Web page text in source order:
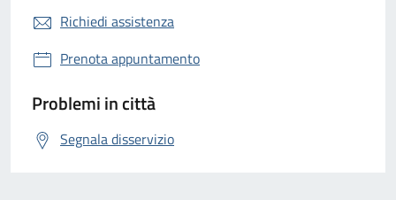
Richiedi assistenza
Prenota appuntamento
Problemi in città
Segnala disservizio